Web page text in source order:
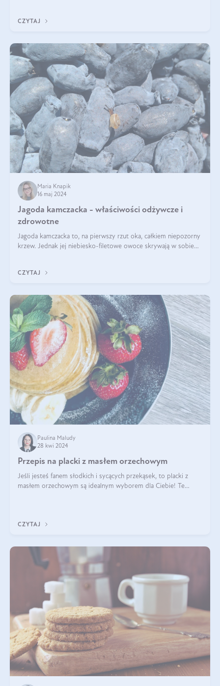
CZYTAJ
Maria Knapik
16 maj 2024
Jagoda kamczacka - właściwości odżywcze i
zdrowotne
Jagoda kamczacka to, na pierwszy rzut oka, całkiem niepozorny
krzew. Jednak jej niebiesko-filetowe owoce skrywają w sobie
CZYTAJ
Paulina Maludy
28 kwi 2024
Przepis na placki z masłem orzechowym
Jeśli jesteś fanem słodkich i sycących przekąsek, to placki z
masłem orzechowym są idealnym wyborem dla Ciebie! Te
CZYTAJ